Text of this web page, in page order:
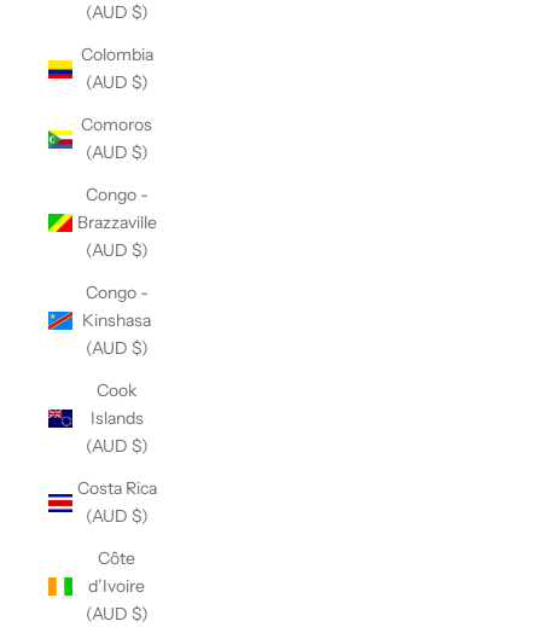
(AUD $)
Colombia
(AUD $)
Comoros
(AUD $)
Congo -
Brazzaville
(AUD $)
Congo -
Kinshasa
(AUD $)
Cook
Islands
(AUD $)
Costa Rica
(AUD $)
Côte
d’Ivoire
(AUD $)